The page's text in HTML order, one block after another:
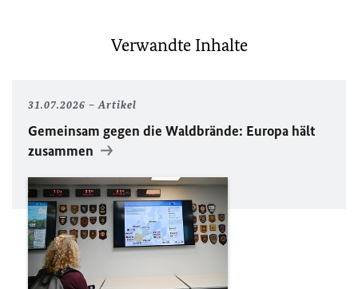
Verwandte Inhalte
31.07.2026 Artikel
Gemeinsam gegen die Waldbrände: Europa hält
zusammen